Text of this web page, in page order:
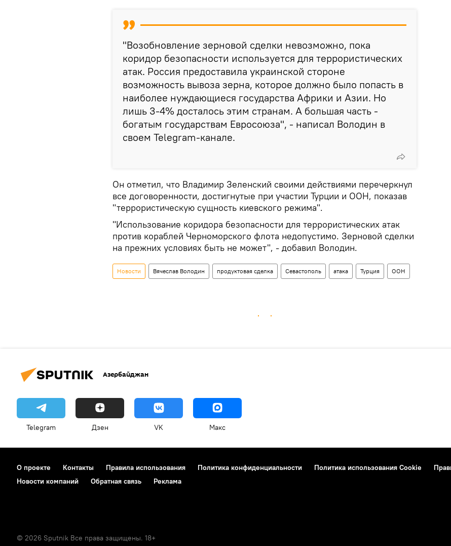
"Возобновление зерновой сделки невозможно, пока
коридор безопасности используется для террористических
атак. Россия предоставила украинской стороне
возможность вывоза зерна, которое должно было попасть в
наиболее нуждающиеся государства Африки и Азии. Но
лишь 3-4% досталось этим странам. А большая часть -
богатым государствам Евросоюза", - написал Володин в
своем Telegram-канале.
Он отметил, что Владимир Зеленский своими действиями перечеркнул
все договоренности, достигнутые при участии Турции и ООН, показав
"террористическую сущность киевского режима".
"Использование коридора безопасности для террористических атак
против кораблей Черноморского флота недопустимо. Зерновой сделки
на прежних условиях быть не может", - добавил Володин.
Новости Вячеслав Володин продуктовая сделка Севастополь атака Турция ООН
Азербайджан
Telegram Дзен VK Макс
О проекте Контакты Правила использования Политика конфиденциальности Политика использования Cookie
Новости компаний
Обратная связь Реклама
© 2026 Sputnik Все права защищены. 18+